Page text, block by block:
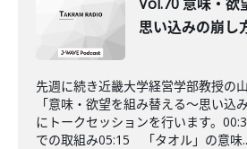
思い込みの崩し
先週に続き近畿大学経営学部教授の
「意味・欲望を組み替える～思い込
にトークセッションを行います。
での取組み05:15 「タオル」の意味